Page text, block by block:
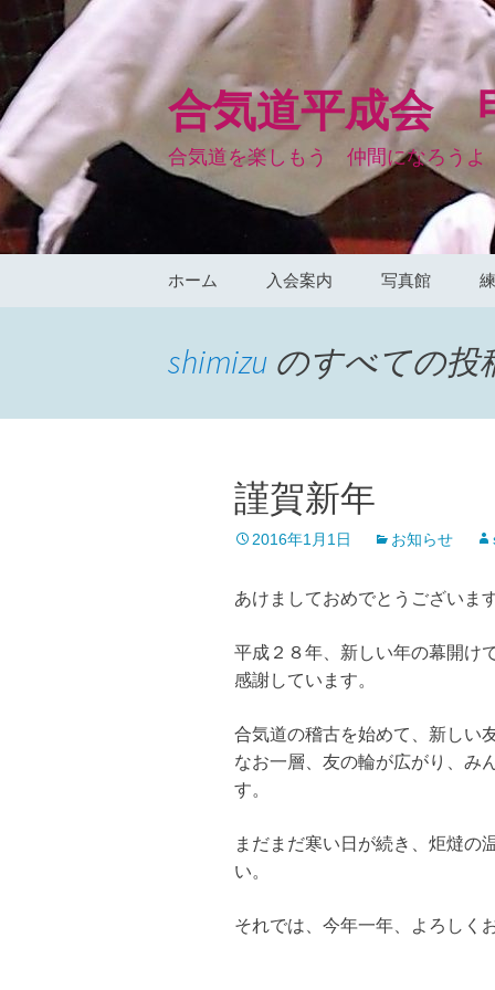
ン
ツ
へ
ス
キ
ッ
合気道平成会
合気道を楽しもう 仲間になろうよ
ホーム 入会案内 写真館
shimizu のすべての投
謹賀新年
2016年1月1日 お知らせ
あけましておめでとうございます
平成２８年、新しい年の幕開け
感謝しています。
合気道の稽古を始めて、新しい
なお一層、友の輪が広がり、み
す。
まだまだ寒い日が続き、炬燵の
い。
それでは、今年一年、よろしく